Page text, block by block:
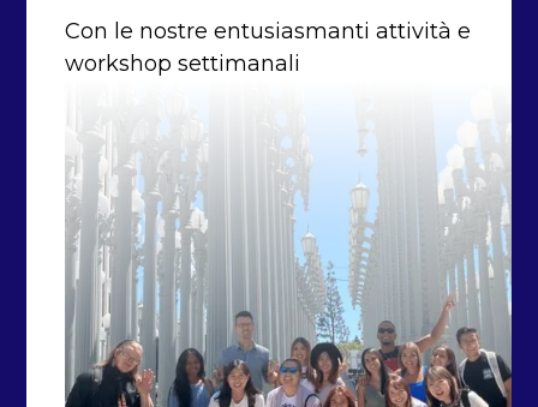
Con le nostre entusiasmanti attività e
workshop settimanali